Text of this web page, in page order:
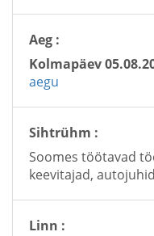
Aeg :
Kolmapäev
aegu
Sihtrühm :
Soomes töötavad
keevitajad,
Linn :